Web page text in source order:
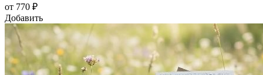
от 770 ₽
Добавить